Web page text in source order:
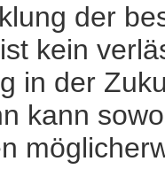
der
kein
in der
kann